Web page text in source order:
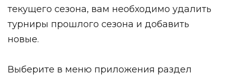
текущего сезона, вам необходимо удалить
турниры прошлого сезона и добавить
новые.
Выберите в меню приложения раздел